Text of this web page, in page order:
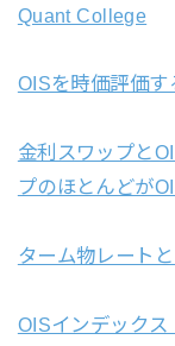
Quant College
OISを時価評価
金利スワップと
プのほとんどが
ターム物レート
OISインデック